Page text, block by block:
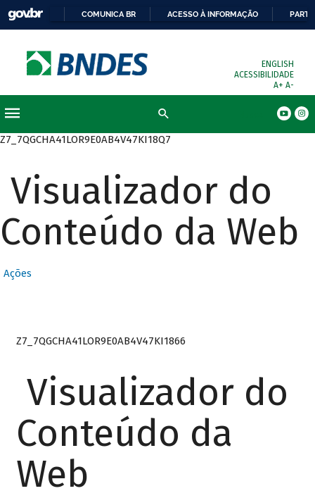
COMUNICA BR ACESSO À INFORMAÇÃO
ENGLISH
ACESSIBILIDADE
A+ A-
Z7_7QGCHA41LOR9E0AB4V47KI18Q7
Visualizador do
Conteúdo da Web
Ações
Z7_7QGCHA41LOR9E0AB4V47KI1866
Visualizador do
Conteúdo da
Web